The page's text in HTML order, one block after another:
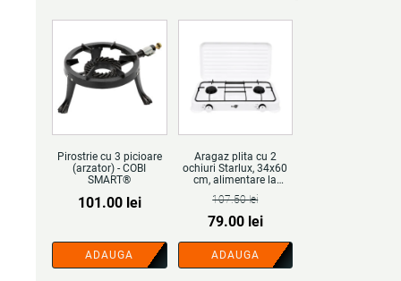
Pirostrie cu 3 picioare
(arzator) - COBI
SMART®
101.00 lei
ADAUGA
Aragaz plita cu 2
ochiuri Starlux, 34x60
cm, alimentare la
SMART®
107.50lei
Prețul
inițial
a
79.00 leiPrețul
curent
este:
ADAUGA